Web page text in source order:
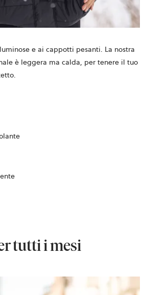
e ai cappotti pesanti. La nostra
è leggera ma calda, per tenere il tuo
tutti i mesi